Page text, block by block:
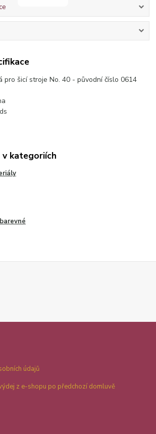
pro šicí stroje No. 40 - původní číslo 0614
v kategoriích
údajů
z e-shopu po předchozí domluvě